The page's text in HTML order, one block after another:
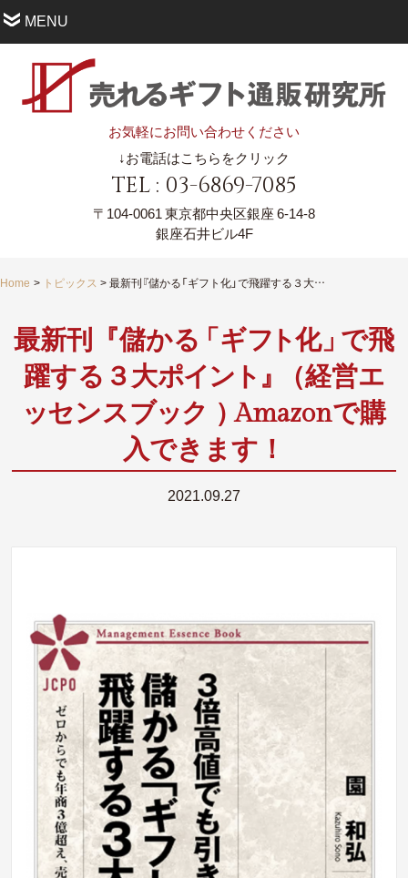
MENU
お気軽にお問い合わせください
↓お電話はこちらをクリック
TEL : 03-6869-7085
〒104-0061東京都中央区銀座 6-14-8
銀座石井ビル4F
Home トピックス 最新刊『儲かる「ギフト化」で飛躍する３大ポイント』（経営エッセンスブック ）Amazonで購入できます！
最新刊『儲かる「ギフト化」 で飛
躍する３大ポイント 』 （経営エ
ッセンスブック ）Amazonで購
入できます！
2021.09.27